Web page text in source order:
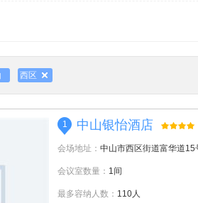
西区
1 中山银怡酒店
会场地址： 中山市西区街道富华道15
会议室数量： 1间
最多容纳人数： 110人